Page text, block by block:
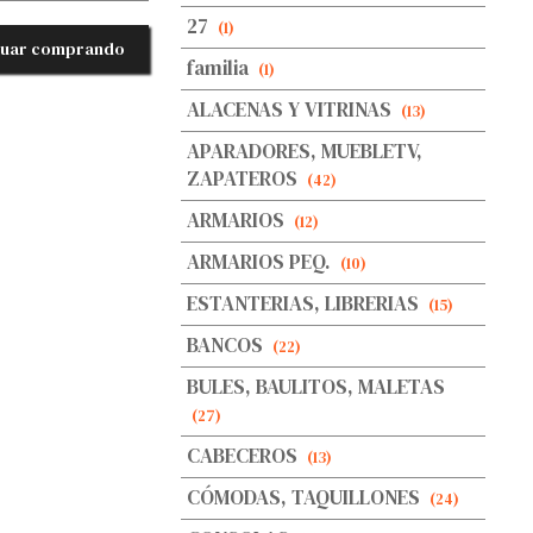
27 (1)
familia (1)
ALACENAS Y VITRINAS (13)
APARADORES, MUEBLETV,
ZAPATEROS (42)
ARMARIOS (12)
ARMARIOS PEQ. (10)
ESTANTERIAS, LIBRERIAS (15)
BANCOS (22)
BULES, BAULITOS, MALETAS
(27)
CABECEROS (13)
CÓMODAS, TAQUILLONES (24)
comprando